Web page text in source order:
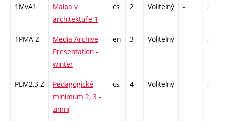
1MvA1
Malba v
architektuře 1
cs 2 Volitelný - zá
1PMA-Z
Media Archive
Presentation -
winter
en 3 Volitelný - zá
PEM2,3-Z
Pedagogické
minimum 2, 3 -
zimní
cs 4 Volitelný - zá